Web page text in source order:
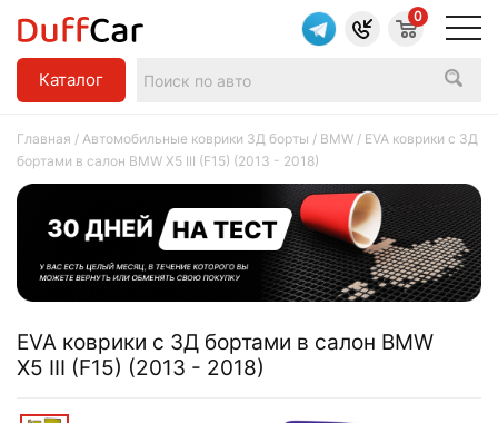
Каталог
0
Главная / Автомобильные коврики 3Д борты / BMW / EVA коврики c 3Д
бортами в салон BMW X5 III (F15) (2013 - 2018)
EVA коврики c 3Д бортами в салон BMW
X5 III (F15) (2013 - 2018)